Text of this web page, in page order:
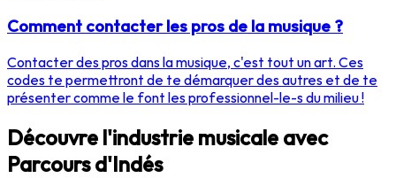
Comment contacter les pros de la musique ?
Contacter des pros dans la musique, c'est tout un art. Ces
codes te permettront de te démarquer des autres et de te
présenter comme le font les professionnel-le-s du milieu !
Découvre l'industrie musicale avec
Parcours d'Indés